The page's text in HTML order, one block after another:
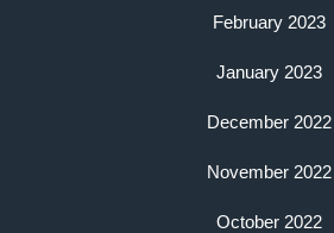
February 2023
January 2023
December 2022
November 2022
October 2022